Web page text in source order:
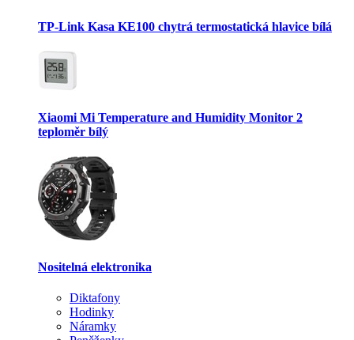
TP-Link Kasa KE100 chytrá termostatická hlavice bílá
Xiaomi Mi Temperature and Humidity Monitor 2
teploměr bílý
Nositelná elektronika
Diktafony
Hodinky
Náramky